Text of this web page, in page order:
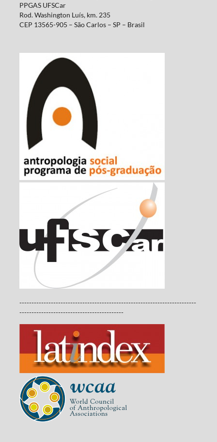
PPGAS UFSCar
Rod. Washington Luís, km. 235
CEP 13565-905 – São Carlos – SP – Brasil
-------------------------------------------------------------------------
-------------------------------------------